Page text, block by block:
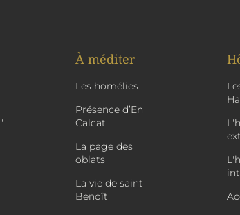
À méditer
Les homélies
Présence d’En
Calcat
La page des
oblats
La vie de saint
Benoît